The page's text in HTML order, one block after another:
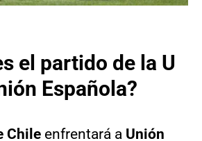
el partido de la U
Española?
Chile enfrentará a Unión